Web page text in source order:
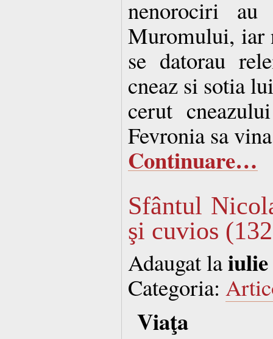
nenorociri au
Muromului, iar
se datorau
cneaz si sotia
cerut
Fevronia sa
Continuare…
Sfântul
şi cuvios
Adaugat laiulie
Categoria:
Viaţa